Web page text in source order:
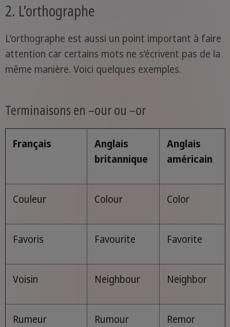
2. L’orthographe
L’orthographe est aussi un point important à faire
attention car certains mots ne s’écrivent pas de la
même manière. Voici quelques exemples.
Terminaisons en –our ou –or
Français
Anglais
britannique
Anglais
américain
Couleur Colour Color
Favoris Favourite Favorite
Voisin Neighbour Neighbor
Rumeur Rumour Remor